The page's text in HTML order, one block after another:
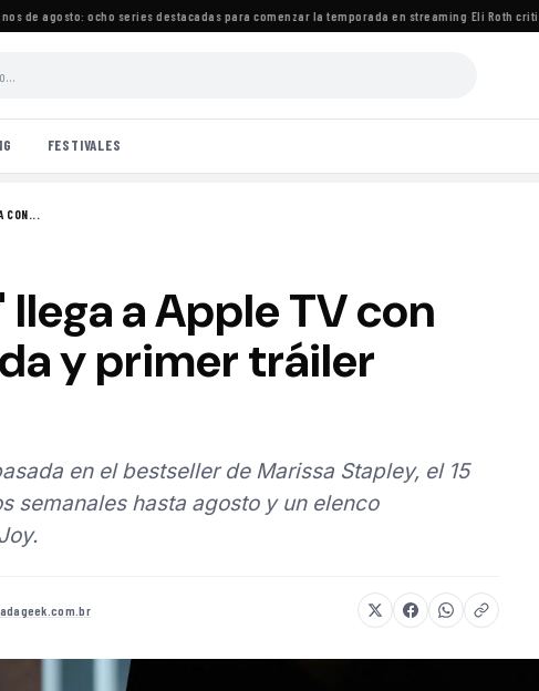
agosto: ocho series destacadas para comenzar la temporada en streaming·Eli Roth critica
FESTIVALES
CON...
a Apple TV con
y primer tráiler
en el bestseller de Marissa Stapley, el 15
semanales hasta agosto y un elenco